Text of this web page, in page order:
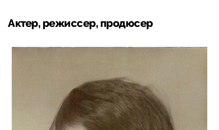
Актер, режиссер, продюсер